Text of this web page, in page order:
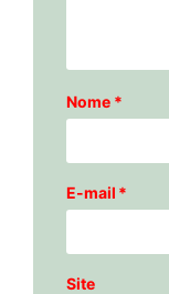
Nome *
E-mail *
Site